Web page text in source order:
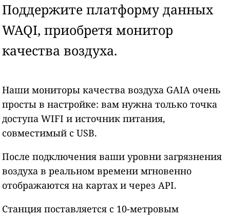
Поддержите платформу данных
WAQI, приобретя монитор
качества воздуха.
Наши мониторы качества воздуха GAIA очень
просты в настройке: вам нужна только точка
доступа WIFI и источник питания,
совместимый с USB.
После подключения ваши уровни загрязнения
воздуха в реальном времени мгновенно
отображаются на картах и через API.
Станция поставляется с 10-метровым